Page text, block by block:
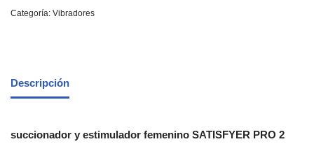
Categoría: Vibradores
Descripción
succionador y estimulador femenino SATISFYER PRO 2